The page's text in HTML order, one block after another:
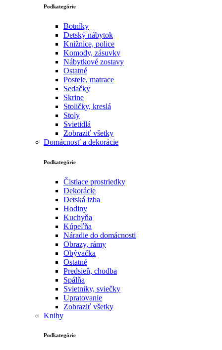
Podkategórie
Botníky
Detský nábytok
Knižnice, police
Komody, zásuvky
Nábytkové zostavy
Ostatné
Postele, matrace
Sedačky
Skrine
Stoličky, kreslá
Stoly
Svietidlá
Zobraziť všetky
Domácnosť a dekorácie
Podkategórie
Čistiace prostriedky
Dekorácie
Detská izba
Hodiny
Kuchyňa
Kúpeľňa
Náradie do domácnosti
Obrazy, rámy
Obývačka
Ostatné
Predsieň, chodba
Spálňa
Svietniky, sviečky
Upratovanie
Zobraziť všetky
Knihy
Podkategórie